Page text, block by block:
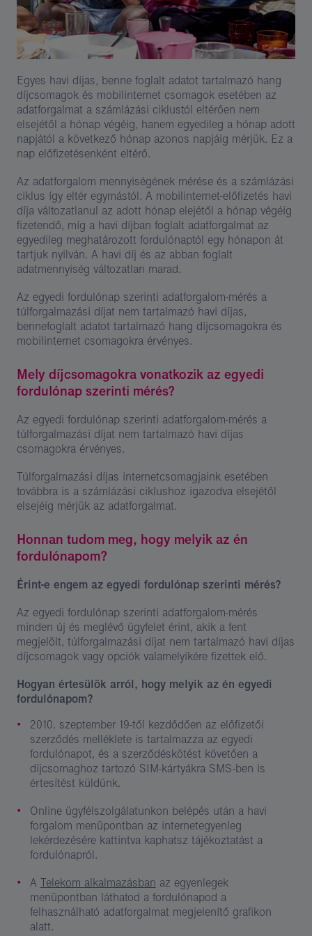
Egyes havi díjas, benne foglalt adatot tartalmazó hang
díjcsomagok és mobilinternet csomagok esetében az
adatforgalmat a számlázási ciklustól eltérően nem
elsejétől a hónap végéig, hanem egyedileg a hónap adott
napjától a következő hónap azonos napjáig mérjük. Ez a
nap előfizetésenként eltérő.
Az adatforgalom mennyiségének mérése és a számlázási
ciklus így eltér egymástól. A mobilinternet-előfizetés havi
díja változatlanul az adott hónap elejétől a hónap végéig
fizetendő, míg a havi díjban foglalt adatforgalmat az
egyedileg meghatározott fordulónaptól egy hónapon át
tartjuk nyilván. A havi díj és az abban foglalt
adatmennyiség változatlan marad.
Az egyedi fordulónap szerinti adatforgalom-mérés a
túlforgalmazási díjat nem tartalmazó havi díjas,
bennefoglalt adatot tartalmazó hang díjcsomagokra és
mobilinternet csomagokra érvényes.
Mely díjcsomagokra vonatkozik az egyedi
fordulónap szerinti mérés?
Az egyedi fordulónap szerinti adatforgalom-mérés a
túlforgalmazási díjat nem tartalmazó havi díjas
csomagokra érvényes.
Túlforgalmazási díjas internetcsomagjaink esetében
továbbra is a számlázási ciklushoz igazodva elsejétől
elsejéig mérjük az adatforgalmat.
Honnan tudom meg, hogy melyik az én
fordulónapom?
Érint-e engem az egyedi fordulónap szerinti mérés?
Az egyedi fordulónap szerinti adatforgalom-mérés
minden új és meglévő ügyfelet érint, akik a fent
megjelölt, túlforgalmazási díjat nem tartalmazó havi díjas
díjcsomagok vagy opciók valamelyikére fizettek elő.
Hogyan értesülök arról, hogy melyik az én egyedi
fordulónapom?
2010. szeptember 19-től kezdődően az előfizetői
szerződés melléklete is tartalmazza az egyedi
fordulónapot, és a szerződéskötést követően a
díjcsomaghoz tartozó SIM-kártyákra SMS-ben is
értesítést küldünk.
Online ügyfélszolgálatunkon belépés után a havi
forgalom menüpontban az internetegyenleg
lekérdezésére kattintva kaphatsz tájékoztatást a
fordulónapról.
A Telekom alkalmazásban az egyenlegek
menüpontban láthatod a fordulónapod a
felhasználható adatforgalmat megjelenítő grafikon
alatt.